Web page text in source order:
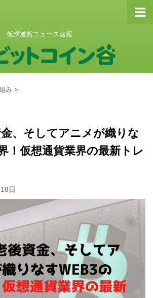
仮想通貨ニュース速報
み >
、そしてアニメが織りな
！仮想通貨業界の最新トレ
日